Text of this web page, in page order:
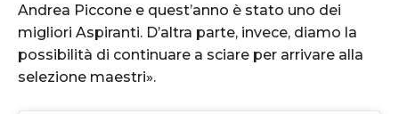
Andrea Piccone e quest’anno è stato uno dei
migliori Aspiranti. D’altra parte, invece, diamo la
possibilità di continuare a sciare per arrivare alla
selezione maestri».